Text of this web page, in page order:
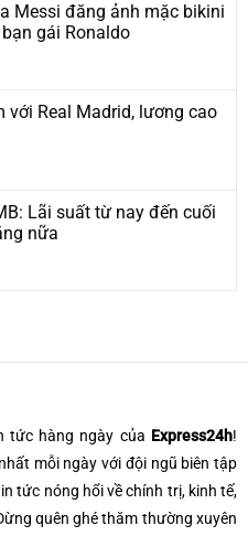
Messi đăng ảnh mặc bikini
gái Ronaldo
với Real Madrid, lương cao
Lãi suất từ nay đến cuối
nữa
tức hàng ngày của Express24h!
mỗi ngày với đội ngũ biên tập
tức nóng hổi về chính trị, kinh tế,
quên ghé thăm thường xuyên